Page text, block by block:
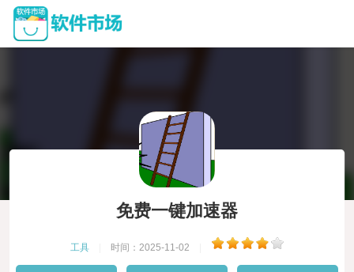
免费一键加速器
工具 时间：2025-11-02